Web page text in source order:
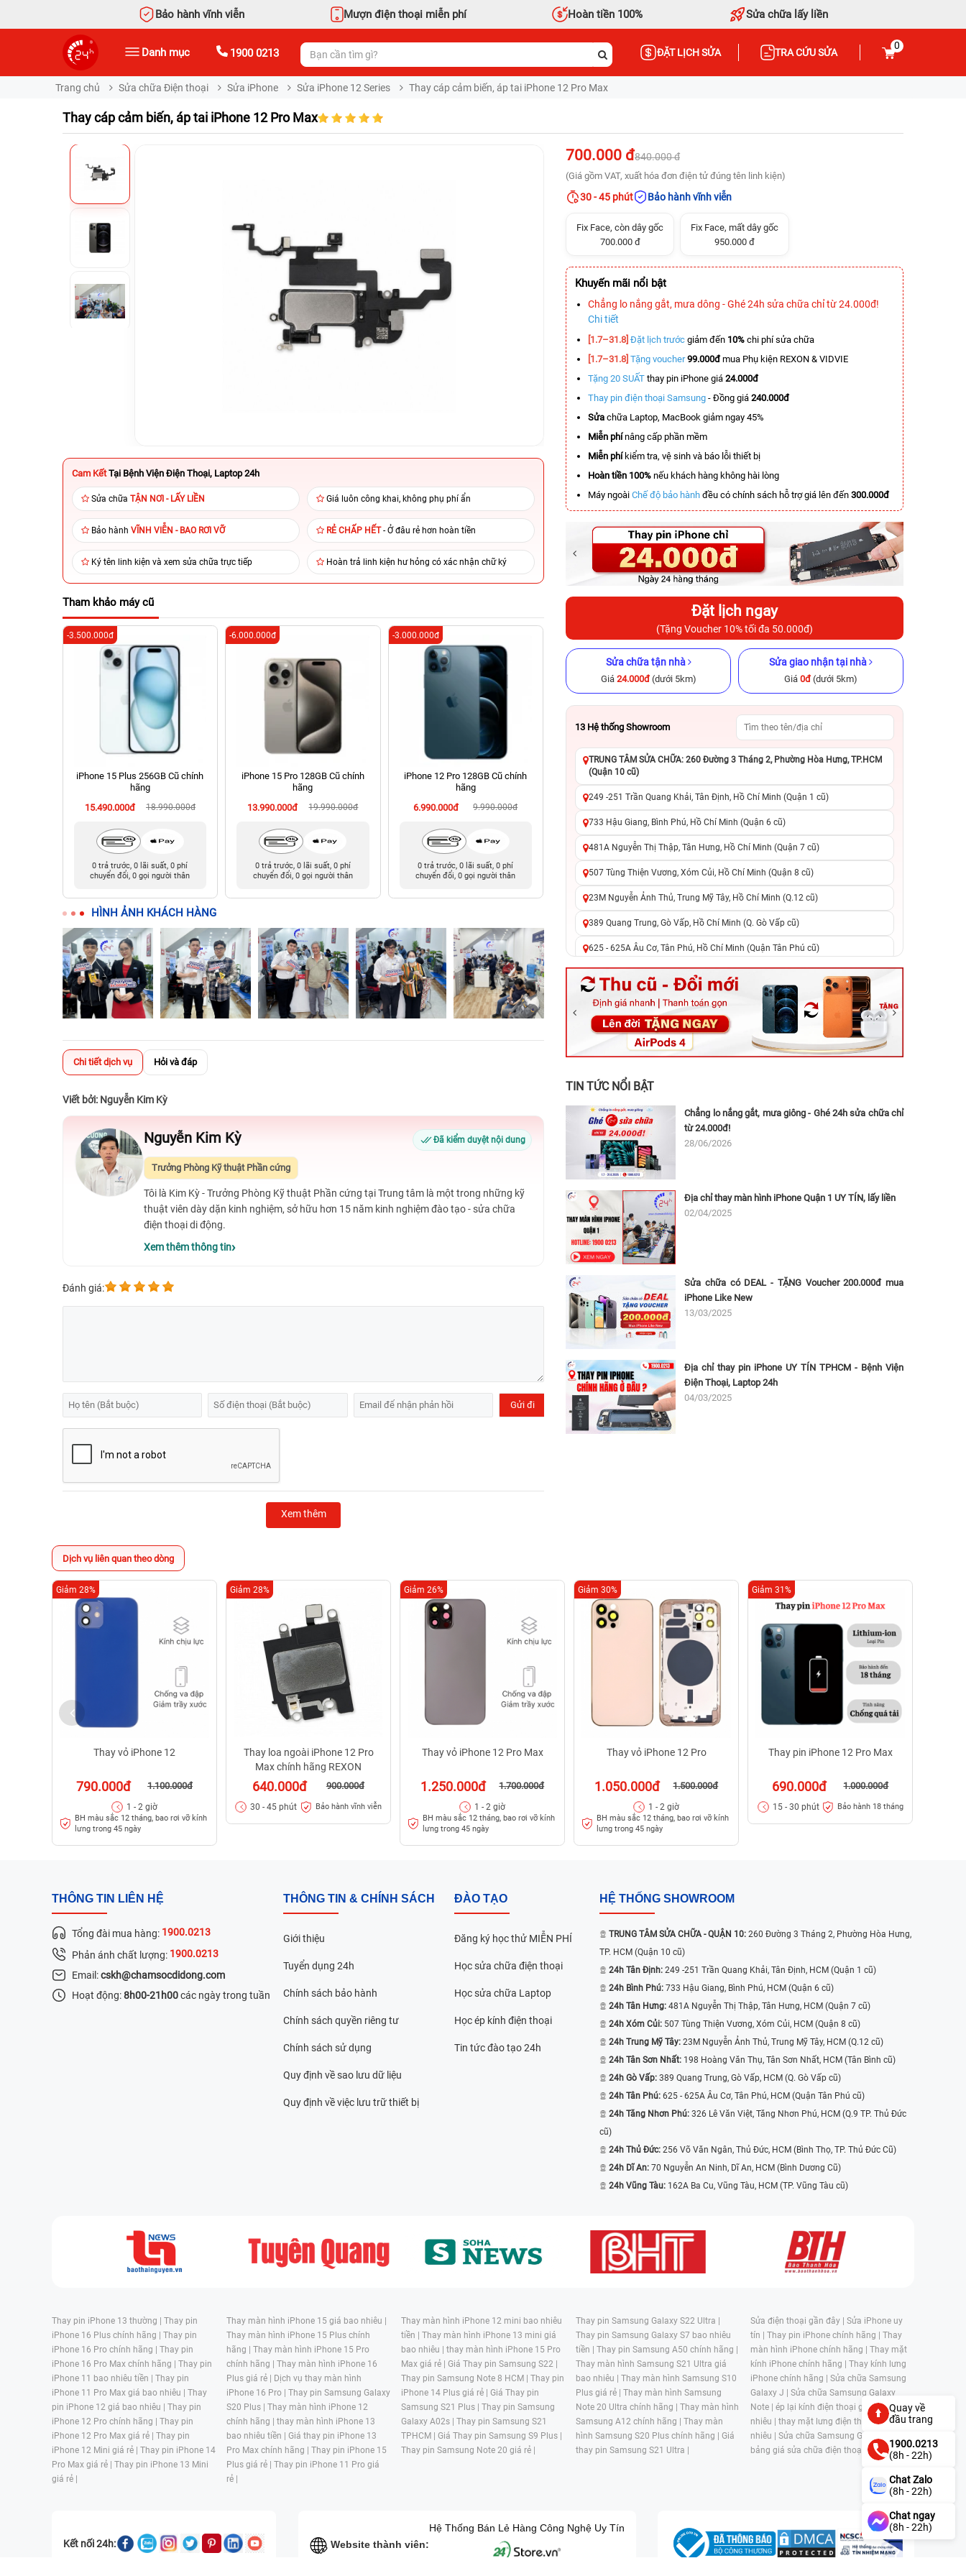
Bảo hành vĩnh viễn Mượn điện thoại miễn phí Hoàn tiền 100% Sửa chữa lấy liền
Danh mục 1900 0213 ĐẶT LỊCH SỬA TRA CỨU SỬA
0
Trang chủ Sửa chữa Điện thoại Sửa iPhone Sửa iPhone 12 Series Thay cáp cảm biến, áp tai iPhone 12 Pro Max
Thay cáp cảm biến, áp tai iPhone 12 Pro Max
Cam Kết Tại Bệnh Viện Điện Thoại, Laptop 24h
Sửa chữa TẬN NƠI - LẤY LIỀN Giá luôn công khai, không phụ phí ẩn
Bảo hành VĨNH VIỄN - BAO RƠI VỠ RẺ CHẤP HẾT- Ở đâu rẻ hơn hoàn tiền
Ký tên linh kiện và xem sửa chữa trực tiếp Hoàn trả linh kiện hư hỏng có xác nhận chữ ký
Tham khảo máy cũ
iPhone 15 Plus 256GB Cũ chính
hãng
15.490.000đ
18.990.000đ
-3.500.000đ
0 trả trước, 0 lãi suất, 0 phí
chuyển đổi, 0 gọi người thân
iPhone 15 Pro 128GB Cũ chính
hãng
13.990.000đ
19.990.000đ
-6.000.000đ
0 trả trước, 0 lãi suất, 0 phí
chuyển đổi, 0 gọi người thân
iPhone 12 Pro 128GB Cũ chính
hãng
6.990.000đ
9.990.000đ
-3.000.000đ
0 trả trước, 0 lãi suất, 0 phí
chuyển đổi, 0 gọi người thân
iPhone 12 128GB Cũ chính hãng
6.390.000đ 8.990.000đ
-2.600.000đ
chuyển đổi, 0 gọi người thân
hãng
6.490.000đ
13.290.000đ
-6.800.000đ
chuyển đổi, 0 gọi người thân
-5.500.000đ
HÌNH ẢNH KHÁCH HÀNG
Chi tiết dịch vụ Hỏi và đáp
Viết bởi: Nguyễn Kim Kỳ
Nguyễn Kim Kỳ Đã kiểm duyệt nội dung
Trưởng Phòng Kỹ thuật Phần cứng
Tôi là Kim Kỳ - Trưởng Phòng Kỹ thuật Phần cứng tại Trung tâm là một trong những kỹ
thuật viên dày dặn kinh nghiệm, sở hữu hơn 15 năm kinh nghiệm đào tạo - sửa chữa
điện thoại di động.
Xem thêm thông tin
Đánh giá:
Xem thêm
700.000 đ840.000 đ
(Giá gồm VAT, xuất hóa đơn điện tử đúng tên linh kiện)
30 - 45 phút Bảo hành vĩnh viễn
Fix Face, còn dây gốc
700.000 đ
Fix Face, mất dây gốc
950.000 đ
Khuyến mãi nổi bật
Chẳng lo nắng gắt, mưa dông - Ghé 24h sửa chữa chỉ từ 24.000đ!
Chi tiết
[1.7–31.8] Đặt lịch trước giảm đến 10% chi phí sửa chữa
[1.7–31.8] Tặng voucher 99.000đmua Phụ kiện REXON & VIDVIE
Tặng 20 SUẤT thay pin iPhone giá 24.000đ
Thay pin điện thoại Samsung - Đồng giá 240.000đ
Sửa chữa Laptop, MacBook giảm ngay 45%
Miễn phínâng cấp phần mềm
Miễn phíkiểm tra, vệ sinh và báo lỗi thiết bị
Hoàn tiền 100% nếu khách hàng không hài lòng
Máy ngoài Chế độ bảo hành đều có chính sách hỗ trợ giá lên đến 300.000đ
Đặt lịch ngay
(Tặng Voucher 10% tối đa 50.000đ)
Sửa chữa tận nhà
Giá 24.000đ(dưới 5km)
Sửa giao nhận tại nhà
Giá 0đ(dưới 5km)
13 Hệ thống Showroom
TRUNG TÂM SỬA CHỮA: 260 Đường 3 Tháng 2, Phường Hòa Hưng, TP.HCM
(Quận 10 cũ)
249 -251 Trần Quang Khải, Tân Định, Hồ Chí Minh (Quận 1 cũ)
733 Hậu Giang, Bình Phú, Hồ Chí Minh (Quận 6 cũ)
481A Nguyễn Thị Thập, Tân Hưng, Hồ Chí Minh (Quận 7 cũ)
507 Tùng Thiện Vương, Xóm Củi, Hồ Chí Minh (Quận 8 cũ)
23M Nguyễn Ảnh Thủ, Trung Mỹ Tây, Hồ Chí Minh (Q.12 cũ)
389 Quang Trung, Gò Vấp, Hồ Chí Minh (Q. Gò Vấp cũ)
625 - 625A Âu Cơ, Tân Phú, Hồ Chí Minh (Quận Tân Phú cũ)
326 Lê Văn Việt, Tăng Nhơn Phú, Hồ Chí Minh (Q.9 TP. Thủ Đức cũ)
256 Võ Văn Ngân, Thủ Đức, Hồ Chí Minh (Bình Thọ, TP. Thủ Đức Cũ)
70 Nguyễn An Ninh, Dĩ An, Hồ Chí Minh (Bình Dương Cũ)
24h Vũng Tàu: 162A Ba Cu, Vũng Tàu, Hồ Chí Minh (TP. Vũng Tàu cũ)
TIN TỨC NỔI BẬT
Chẳng lo nắng gắt, mưa giông - Ghé 24h sửa chữa chỉ
từ 24.000đ!
28/06/2026
Địa chỉ thay màn hình iPhone Quận 1 UY TÍN, lấy liền
02/04/2025
Sửa chữa có DEAL - TẶNG Voucher 200.000đ mua
iPhone Like New
13/03/2025
Địa chỉ thay pin iPhone UY TÍN TPHCM - Bệnh Viện
Điện Thoại, Laptop 24h
04/03/2025
Dịch vụ liên quan theo dòng
Thay vỏ iPhone 12
790.000đ 1.100.000đ
Giảm 28%
1 - 2 giờ
BH màu sắc 12 tháng, bao rơi vỡ kính
lưng trong 45 ngày
Thay loa ngoài iPhone 12 Pro
Max chính hãng REXON
640.000đ 900.000đ
Giảm 28%
30 - 45 phút Bảo hành vĩnh viễn
Thay vỏ iPhone 12 Pro Max
1.250.000đ 1.700.000đ
Giảm 26%
1 - 2 giờ
BH màu sắc 12 tháng, bao rơi vỡ kính
lưng trong 45 ngày
Thay vỏ iPhone 12 Pro
1.050.000đ 1.500.000đ
Giảm 30%
1 - 2 giờ
BH màu sắc 12 tháng, bao rơi vỡ kính
lưng trong 45 ngày
Thay pin iPhone 12 Pro Max
690.000đ 1.000.000đ
Giảm 31%
15 - 30 phút Bảo hành 18 tháng
THÔNG TIN LIÊN HỆ
Tổng đài mua hàng: 1900.0213
Phản ánh chất lượng: 1900.0213
Email:cskh@chamsocdidong.com
Hoạt động:8h00-21h00các ngày trong tuần
THÔNG TIN & CHÍNH SÁCH
Giới thiệu
Tuyển dụng 24h
Chính sách bảo hành
Chính sách quyền riêng tư
Chính sách sử dụng
Quy định về sao lưu dữ liệu
Quy định về việc lưu trữ thiết bị
ĐÀO TẠO
Đăng ký học thử MIỄN PHÍ
Học sửa chữa điện thoại
Học sửa chữa Laptop
Học ép kính điện thoại
Tin tức đào tạo 24h
HỆ THỐNG SHOWROOM
TRUNG TÂM SỬA CHỮA - QUẬN 10: 260 Đường 3 Tháng 2, Phường Hòa Hưng,
TP. HCM (Quận 10 cũ)
24h Tân Định: 249 -251 Trần Quang Khải, Tân Định, HCM (Quận 1 cũ)
24h Bình Phú: 733 Hậu Giang, Bình Phú, HCM (Quận 6 cũ)
24h Tân Hưng: 481A Nguyễn Thị Thập, Tân Hưng, HCM (Quận 7 cũ)
24h Xóm Củi: 507 Tùng Thiện Vương, Xóm Củi, HCM (Quận 8 cũ)
24h Trung Mỹ Tây: 23M Nguyễn Ảnh Thủ, Trung Mỹ Tây, HCM (Q.12 cũ)
24h Tân Sơn Nhất: 198 Hoàng Văn Thụ, Tân Sơn Nhất, HCM (Tân Bình cũ)
24h Gò Vấp: 389 Quang Trung, Gò Vấp, HCM (Q. Gò Vấp cũ)
24h Tân Phú: 625 - 625A Âu Cơ, Tân Phú, HCM (Quận Tân Phú cũ)
24h Tăng Nhơn Phú: 326 Lê Văn Việt, Tăng Nhơn Phú, HCM (Q.9 TP. Thủ Đức
cũ)
24h Thủ Đức: 256 Võ Văn Ngân, Thủ Đức, HCM (Bình Thọ, TP. Thủ Đức Cũ)
24h Dĩ An: 70 Nguyễn An Ninh, Dĩ An, HCM (Bình Dương Cũ)
24h Vũng Tàu: 162A Ba Cu, Vũng Tàu, HCM (TP. Vũng Tàu cũ)
Thay pin iPhone 13 thường | Thay pin
iPhone 16 Plus chính hãng | Thay pin
iPhone 16 Pro chính hãng | Thay pin
iPhone 16 Pro Max chính hãng | Thay pin
iPhone 11 bao nhiêu tiền | Thay pin
iPhone 11 Pro Max giá bao nhiêu | Thay
pin iPhone 12 giá bao nhiêu | Thay pin
iPhone 12 Pro chính hãng | Thay pin
iPhone 12 Pro Max giá rẻ | Thay pin
iPhone 12 Mini giá rẻ | Thay pin iPhone 14
Pro Max giá rẻ | Thay pin iPhone 13 Mini
giá rẻ |
Thay màn hình iPhone 15 giá bao nhiêu |
Thay màn hình iPhone 15 Plus chính
hãng | Thay màn hình iPhone 15 Pro
chính hãng | Thay màn hình iPhone 16
Plus giá rẻ | Dịch vụ thay màn hình
iPhone 16 Pro | Thay pin Samsung Galaxy
S20 Plus | Thay màn hình iPhone 12
chính hãng | thay màn hình iPhone 13
bao nhiêu tiền | Giá thay pin iPhone 13
Pro Max chính hãng | Thay pin iPhone 15
Plus giá rẻ | Thay pin iPhone 11 Pro giá
rẻ |
Thay màn hình iPhone 12 mini bao nhiêu
tiền | Thay màn hình iPhone 13 mini giá
bao nhiêu | thay màn hình iPhone 15 Pro
Max giá rẻ | Giá Thay pin Samsung S22 |
Thay pin Samsung Note 8 HCM | Thay pin
iPhone 14 Plus giá rẻ | Giá Thay pin
Samsung S21 Plus | Thay pin Samsung
Galaxy A02s | Thay pin Samsung S21
TPHCM | Giá Thay pin Samsung S9 Plus |
Thay pin Samsung Note 20 giá rẻ |
Thay pin Samsung Galaxy S22 Ultra |
Thay pin Samsung Galaxy S7 bao nhiêu
tiền | Thay pin Samsung A50 chính hãng |
Thay màn hình Samsung S21 Ultra giá
bao nhiêu | Thay màn hình Samsung S10
Plus giá rẻ | Thay màn hình Samsung
Note 20 Ultra chính hãng | Thay màn hình
Samsung A12 chính hãng | Thay màn
hình Samsung S20 Plus chính hãng | Giá
thay pin Samsung S21 Ultra |
Sửa điện thoại gần đây | Sửa iPhone uy
tín | Thay pin iPhone chính hãng | Thay
màn hình iPhone chính hãng | Thay mặt
kính iPhone chính hãng | Thay kính lưng
iPhone chính hãng | Sửa chữa Samsung
Galaxy J | Sửa chữa Samsung Galaxy
Note | ép lại kính điện thoại giá bao
nhiêu | thay mặt lưng điện thoại giá bao
nhiêu | Sửa chữa Samsung Galaxy S |
bảng giá sửa chữa điện thoại samsung |
Kết nối 24h: Website thành viên:
Hệ Thống Bán Lẻ Hàng Công Nghệ Uy Tín
Quay về
đầu trang
1900.0213
(8h - 22h)
Chat Zalo
(8h - 22h)
Chat ngay
(8h - 22h)